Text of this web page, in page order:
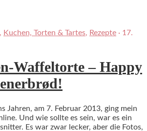
, Kuchen, Torten & Tartes, Rezepte · 17.
Waffeltorte – Happy
Jahren, am 7. Februar 2013, ging mein
Und wie sollte es sein, war es ein
Es war zwar lecker, aber die Fotos,